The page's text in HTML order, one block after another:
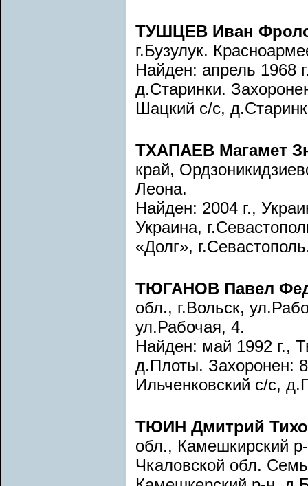
ТУШЦЕВ Иван
г.Бузулук.
Найден: апрель 1968
д.Старинки.
Шацкий с/с,
ТХАПАЕВ Магамет
край,
Леона.
Найден: 2004 г.,
Украина,
«Долг»,
ТЮГАНОВ Павел
обл., г.Вольск,
ул.Рабочая, 4.
Найден: май 1992 г.,
д.Плоты. Захоронен:
Ильченковский с/с,
ТЮИН Дмитрий
обл., Камешкирский
Чкаловской обл.